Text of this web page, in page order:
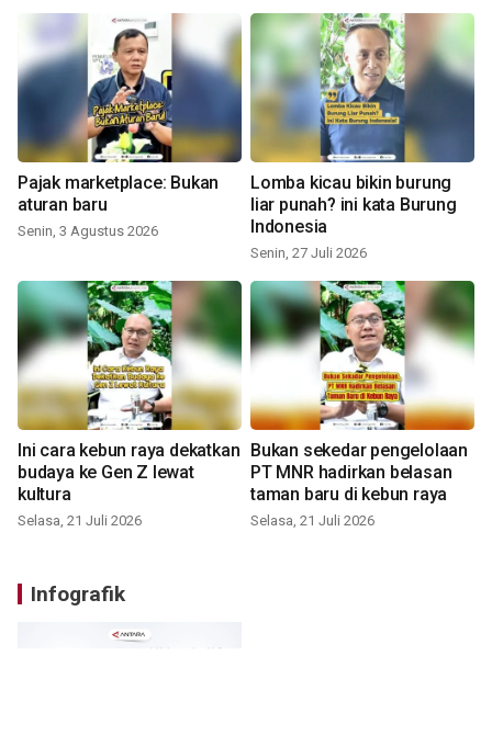
Pajak marketplace: Bukan
aturan baru
Senin, 3 Agustus 2026
Lomba kicau bikin burung
liar punah? ini kata Burung
Indonesia
Senin, 27 Juli 2026
Ini cara kebun raya dekatkan
budaya ke Gen Z lewat
kultura
Selasa, 21 Juli 2026
Bukan sekedar pengelolaan
PT MNR hadirkan belasan
taman baru di kebun raya
Selasa, 21 Juli 2026
Infografik